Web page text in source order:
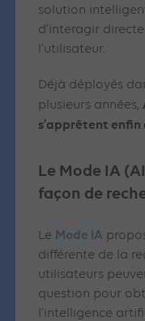
solution
d’interagir
l’utilisateur.
Déjà déployés
plusieurs années,
s’apprêtent
Le Mode IA
façon de
Le Mode IA
différente de la
utilisateurs
question pour
l’intelligence